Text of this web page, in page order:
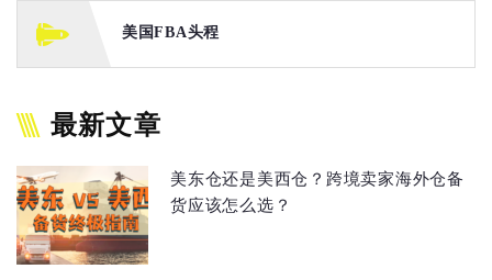
美国FBA头程
最新文章
美东仓还是美西仓？跨境卖家海外仓备
货应该怎么选？